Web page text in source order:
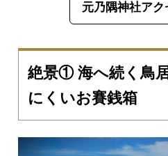
元乃隅神社アク
絶景① 海へ続く鳥
にくいお賽銭箱